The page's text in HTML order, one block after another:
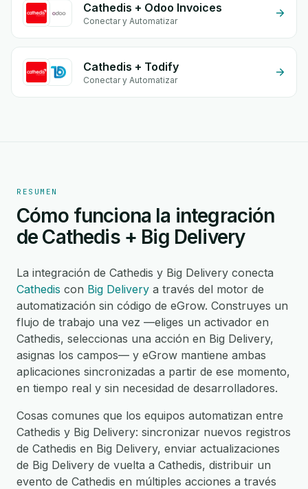
Cathedis + Odoo Invoices
Conectar y Automatizar
Cathedis + Todify
Conectar y Automatizar
RESUMEN
Cómo funciona la integración
de Cathedis + Big Delivery
La integración de Cathedis y Big Delivery conecta
Cathedis con Big Delivery a través del motor de
automatización sin código de eGrow. Construyes un
flujo de trabajo una vez —eliges un activador en
Cathedis, seleccionas una acción en Big Delivery,
asignas los campos— y eGrow mantiene ambas
aplicaciones sincronizadas a partir de ese momento,
en tiempo real y sin necesidad de desarrolladores.
Cosas comunes que los equipos automatizan entre
Cathedis y Big Delivery: sincronizar nuevos registros
de Cathedis en Big Delivery, enviar actualizaciones
de Big Delivery de vuelta a Cathedis, distribuir un
evento de Cathedis en múltiples acciones a través